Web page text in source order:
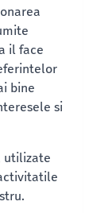
il face
bine
si
utilizate